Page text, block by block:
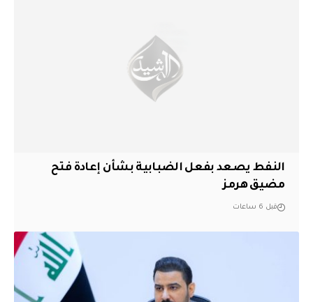
النفط يصعد بفعل الضبابية بشأن إعادة فتح
مضيق هرمز
قبل 6 ساعات